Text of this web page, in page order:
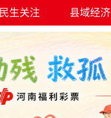
民生关注 县域经济